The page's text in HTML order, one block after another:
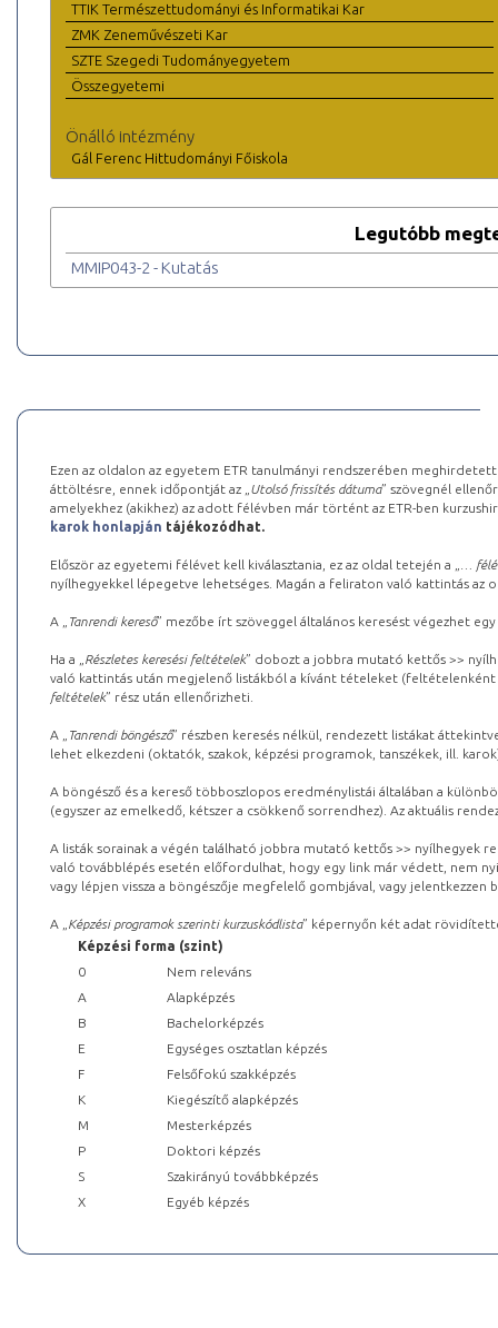
TTIK Természettudományi és Informatikai Kar
ZMK Zeneművészeti Kar
SZTE Szegedi Tudományegyetem
Összegyetemi
Önálló intézmény
Gál Ferenc Hittudományi Főiskola
Legutóbb
MMIP043-2 - Kutatás
Ezen az oldalon az egyetem ETR tanulmányi rendszerében
áttöltésre, ennek időpontját az „ Utolsó frissítés dátuma” szövegnél
amelyekhez (akikhez) az adott félévben már történt az ETR-ben
karok honlapján tájékozódhat.
Először az egyetemi félévet kell kiválasztania, ez az oldal tetején a „
…
nyílhegyekkel lépegetve lehetséges. Magán a feliraton való kattintás az
A „ Tanrendi kereső” mezőbe írt szöveggel általános keresést végezhet
Ha a „ Részletes keresési feltételek” dobozt a jobbra mutató kettős >>
való kattintás után megjelenő listákból a kívánt tételeket (feltételenként
feltételek” rész után ellenőrizheti.
A „ Tanrendi böngésző” részben keresés nélkül, rendezett listákat
lehet elkezdeni (oktatók, szakok, képzési programok, tanszékek, ill.
A böngésző és a kereső többoszlopos eredménylistái általában a
(egyszer az emelkedő, kétszer a csökkenő sorrendhez). Az aktuális
A listák sorainak a végén található jobbra mutató kettős >> nyílhegyek
való továbblépés esetén előfordulhat, hogy egy link már védett, nem
vagy lépjen vissza a böngészője megfelelő gombjával, vagy
A „ Képzési programok szerinti kurzuskódlista” képernyőn két adat
Képzési forma (szint)
0
Nem releváns
A
Alapképzés
B
Bachelorképzés
E
Egységes osztatlan képzés
F
Felsőfokú szakképzés
K
Kiegészítő alapképzés
M
Mesterképzés
P
Doktori képzés
S
Szakirányú továbbképzés
X
Egyéb képzés